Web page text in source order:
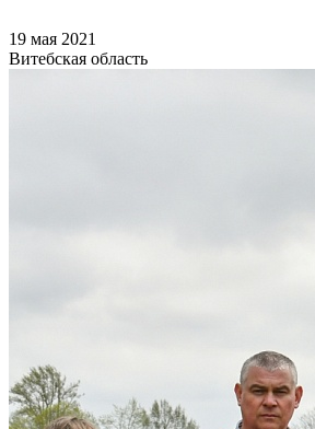
19 мая 2021
Витебская область